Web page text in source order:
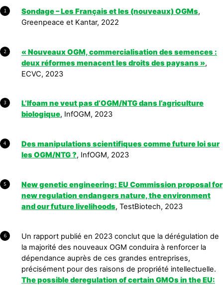
1 Sondage – Les Français et les (nouveaux) OGMs,
Greenpeace et Kantar, 2022
2
« Nouveaux OGM, commercialisation des semences :
deux réformes menacent les droits des paysans »,
ECVC, 2023
3
L’Ifoam ne veut pas d’OGM/NTG dans l’agriculture
biologique, InfOGM, 2023
4
Des manipulations scientifiques comme future loi sur
les OGM/NTG ?, InfOGM, 2023
5
New genetic engineering: EU Commission proposal for
new regulation endangers nature, the environment
and our future livelihoods, TestBiotech, 2023
6
Un rapport publié en 2023 conclut que la dérégulation de
la majorité des nouveaux OGM conduira à renforcer la
dépendance auprès de ces grandes entreprises,
précisément pour des raisons de propriété intellectuelle.
The possible deregulation of certain GMOs in the EU: